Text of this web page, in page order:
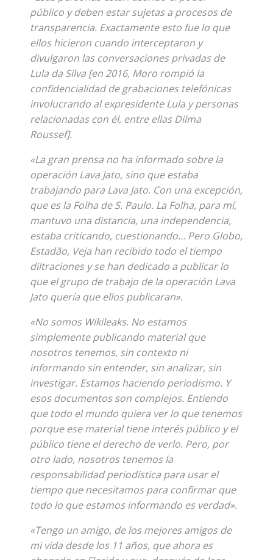
público y deben estar sujetas a procesos de
transparencia. Exactamente esto fue lo que
ellos hicieron cuando interceptaron y
divulgaron las conversaciones privadas de
Lula da Silva [en 2016, Moro rompió la
confidencialidad de grabaciones telefónicas
involucrando al expresidente Lula y personas
relacionadas con él, entre ellas Dilma
Roussef].
«La gran prensa no ha informado sobre la
operación Lava Jato, sino que estaba
trabajando para Lava Jato. Con una excepción,
que es la Folha de S. Paulo. La Folha, para mí,
mantuvo una distancia, una independencia,
estaba criticando, cuestionando… Pero Globo,
Estadão, Veja han recibido todo el tiempo
diltraciones y se han dedicado a publicar lo
que el grupo de trabajo de la operación Lava
Jato quería que ellos publicaran».
«No somos Wikileaks. No estamos
simplemente publicando material que
nosotros tenemos, sin contexto ni
informando sin entender, sin analizar, sin
investigar. Estamos haciendo periodismo. Y
esos documentos son complejos. Entiendo
que todo el mundo quiera ver lo que tenemos
porque ese material tiene interés público y el
público tiene el derecho de verlo. Pero, por
otro lado, nosotros tenemos la
responsabilidad periodística para usar el
tiempo que necesitamos para confirmar que
todo lo que estamos informando es verdad».
«Tengo un amigo, de los mejores amigos de
mi vida desde los 11 años, que ahora es